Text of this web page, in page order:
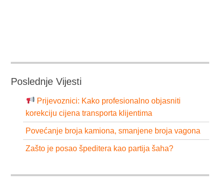
Poslednje Vijesti
Prijevoznici: Kako profesionalno objasniti
korekciju cijena transporta klijentima
Povećanje broja kamiona, smanjene broja vagona
Zašto je posao špeditera kao partija šaha?